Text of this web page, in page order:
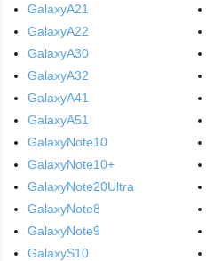
GalaxyA21
GalaxyA22
GalaxyA30
GalaxyA32
GalaxyA41
GalaxyA51
GalaxyNote10
GalaxyNote10+
GalaxyNote20Ultra
GalaxyNote8
GalaxyNote9
GalaxyS10